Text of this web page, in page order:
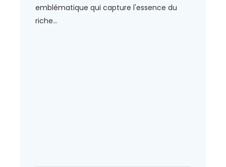
emblématique qui capture l'essence du
riche...